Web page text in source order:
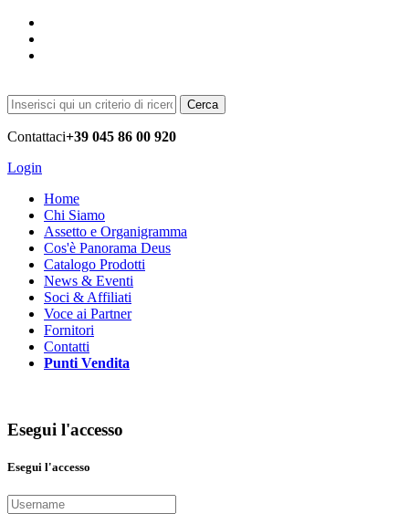
Cerca
Contattaci+39 045 86 00 920
Login
Home
Chi Siamo
Assetto e Organigramma
Cos'è Panorama Deus
Catalogo Prodotti
News & Eventi
Soci & Affiliati
Voce ai Partner
Fornitori
Contatti
Punti Vendita
Esegui l'accesso
Esegui l'accesso